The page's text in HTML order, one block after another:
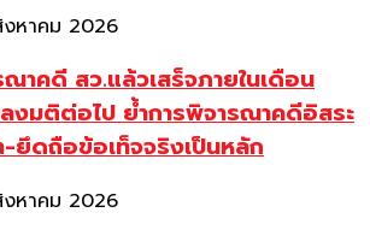
หาคม 2026
าคดี สว.แล้วเสร็จภายในเดือน
งมติต่อไป ย้ำการพิจารณาคดีอิสระ
-ยึดถือข้อเท็จจริงเป็นหลัก
หาคม 2026